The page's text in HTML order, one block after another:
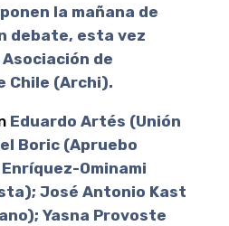
la mañana de
debate, esta vez
de
Chile (Archi).
Eduardo Artés (Unión
Boric (Apruebo
Ominami
José Antonio Kast
Yasna Provoste